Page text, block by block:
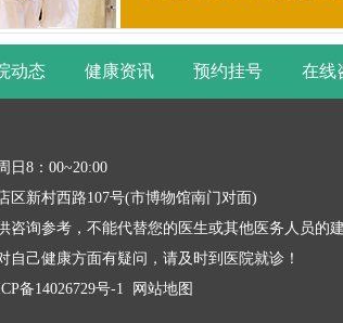
动态 健康资讯 预约挂号 在线
日8：00~20:00
区新村西路107号(市博物馆南门对面)
咨询参考，不能代替您的医生或其他医务人员的
自己健康方面有疑问，请及时到医院就诊！
备14026729号-1 网站地图